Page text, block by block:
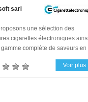
sarl
une sélection des
cigarettes électroniques
complète de saveurs en
Voir plus